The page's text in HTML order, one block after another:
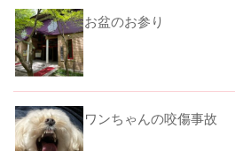
お盆のお参り
ワンちゃんの咬傷事故